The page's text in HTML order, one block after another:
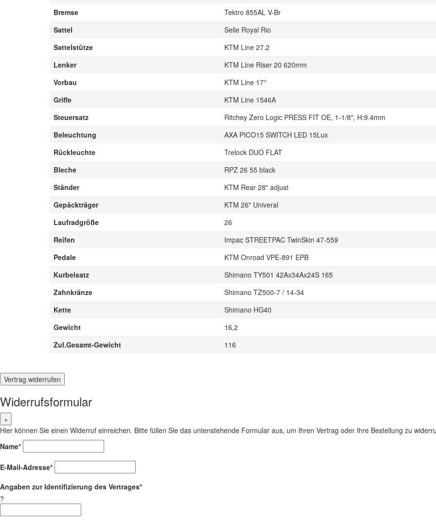
Bremse
Tektro 855AL V-Br
Sattel
Selle Royal Rio
Sattelstütze
KTM Line 27.2
Lenker
KTM Line Riser 20 620mm
Vorbau
KTM Line 17°
Griffe
KTM Line 1546A
Steuersatz
Ritchey Zero Logic PRESS FIT OE, 1-1/8", H:9.4mm
Beleuchtung
AXA PICO15 SWITCH LED 15Lux
Rückleuchte
Trelock DUO FLAT
Bleche
RPZ 26 55 black
Ständer
KTM Rear 28" adjust
Gepäckträger
KTM 26" Univeral
Laufradgröße
26
Reifen
Impac STREETPAC TwinSkin 47-559
Pedale
KTM Onroad VPE-891 EPB
Kurbelsatz
Shimano TY501 42Ax34Ax24S 165
Zahnkränze
Shimano TZ500-7 / 14-34
Kette
Shimano HG40
Gewicht
16,2
Zul.Gesamt-Gewicht
116
Vertrag widerrufen
Widerrufsformular
×
Hier können Sie einen Widerruf einreichen. Bitte füllen Sie das untenstehende Formular aus, um Ihren Vertrag oder Ihre Bestellung zu
Name*
E-Mail-Adresse*
Angaben zur Identifizierung des Vertrages*
?